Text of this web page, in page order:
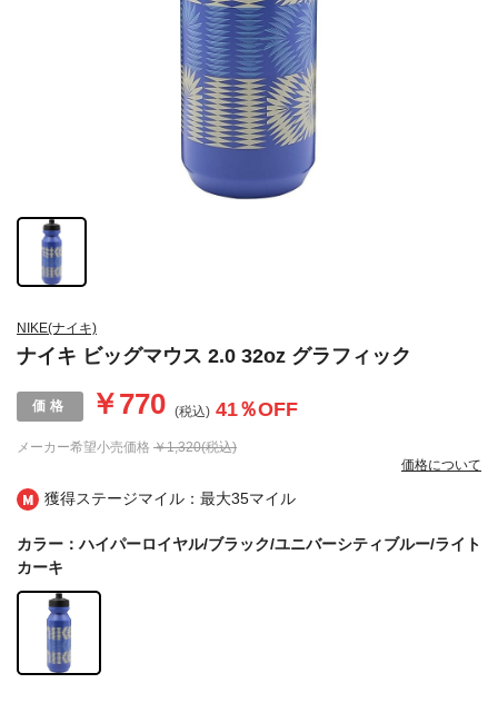
獲得ステージマイル：最大35マイル
NIKE(ナイキ)
ナイキ ビッグマウス 2.0 32oz グラフィック
メーカー希望小売価格 ￥1,320(税込)
￥770 (税込) 41％OFF
価格について
カラー：ハイパーロイヤル/ブラック/ユニバーシティブルー/ライト
カーキ